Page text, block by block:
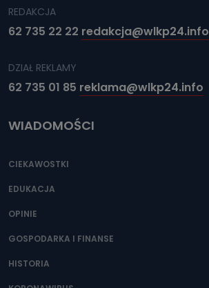
REDAKCJA
62 735 22 22 redakcja@wlkp24.info
DZIAŁ REKLAMY
62 735 01 85 reklama@wlkp24.info
WIADOMOŚCI
CIEKAWOSTKI
EDUKACJA
OPINIE
GOSPODARKA I FINANSE
HISTORIA